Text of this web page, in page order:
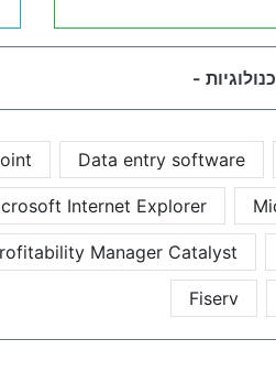
-
Data entry software
Internet Explorer
Manager Catalyst
Fiserv